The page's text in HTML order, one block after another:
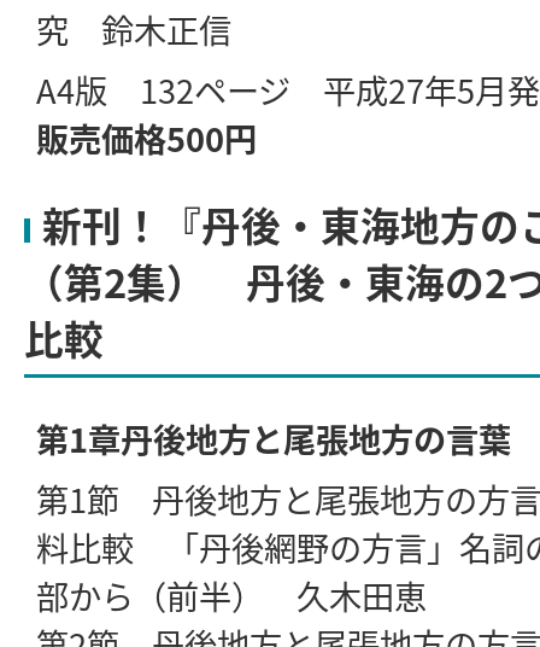
究 鈴木正信
A4版 132ページ 平成27年5月
販売価格500円
新刊！『丹後・東海地方の
（第2集） 丹後・東海の2
比較
第1章丹後地方と尾張地方の言葉
第1節 丹後地方と尾張地方の方
料比較 「丹後網野の方言」名詞
部から（前半） 久木田恵